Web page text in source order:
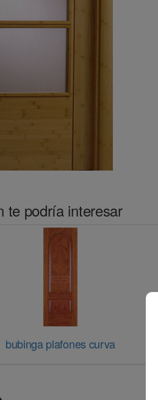
te podría interesar
bubinga plafones curva